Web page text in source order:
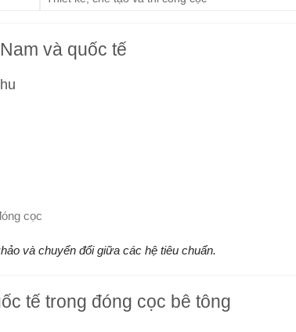
và quốc tế
cọc
và chuyển đổi giữa các hệ tiêu chuẩn.
tế trong đóng cọc bê tông